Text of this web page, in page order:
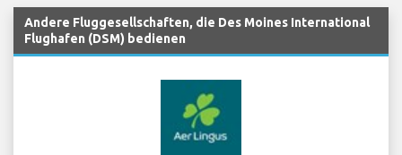
Andere Fluggesellschaften, die Des Moines International
Flughafen (DSM) bedienen